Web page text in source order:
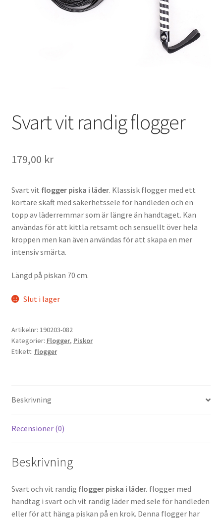
Svart vit randig flogger
179,00 kr
Svart vit flogger piska i läder. Klassisk flogger med ett
kortare skaft med säkerhetssele för handleden och en
topp av läderremmar som är längre än handtaget. Kan
användas för att kittla retsamt och sensuellt över hela
kroppen men kan även användas för att skapa en mer
intensiv smärta.
Längd på piskan 70 cm.
Slut i lager
Artikelnr: 190203-082
Kategorier: Flogger, Piskor
Etikett: flogger
Beskrivning
Recensioner (0)
Beskrivning
Svart och vit randig flogger piska i läder. flogger med
handtag i svart och vit randig läder med sele för handleden
eller för att hänga piskan på en krok. Denna flogger har